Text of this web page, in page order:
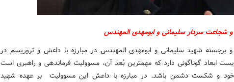
و شجاعت سردار سلیمانی و ابومهدی المهندس
شهید سلیمانی و ابومهدی المهندس در مبارزه با داعش و تروریسم در
ابعاد گوناگونی دارد که مهمترین بُعد آن، مسوولیت فرماندهی و راهبری است
خود و شکست دشمن باشد. در مبارزه با داعش این مسوولیت بر عهده شهید